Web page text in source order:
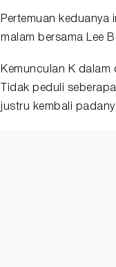
Pertemuan
malam bersama Lee
Kemunculan K
Tidak peduli
justru kembali